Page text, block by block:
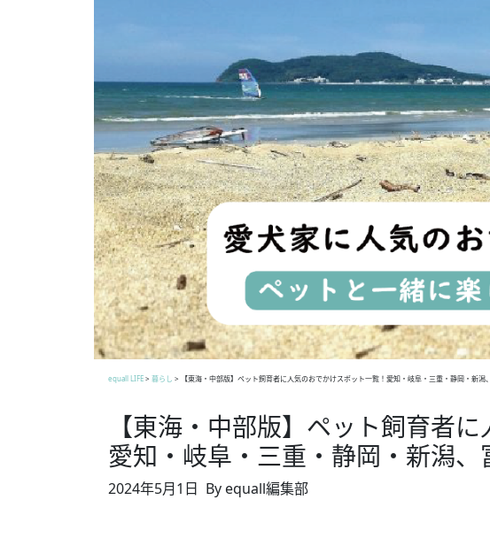
equall LIFE> 暮らし > 【東海・中部版】ペット飼育者に人気のおでかけスポット一覧！愛知・岐阜・三重・静岡・新
【東海・中部版】ペット飼育者
愛知・岐阜・三重・静岡・新潟
2024年5月1日 By equall編集部